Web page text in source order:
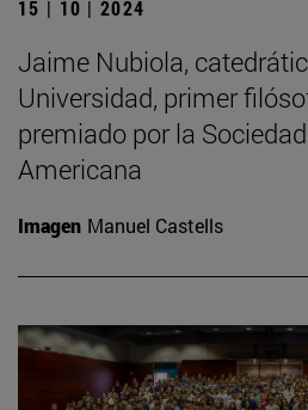
15 | 10 | 2024
Jaime Nubiola,
Universidad, primer
premiado por la
Americana
Imagen Manuel Castells